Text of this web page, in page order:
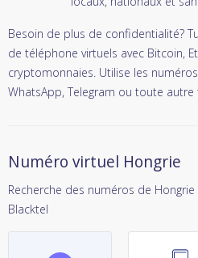
Besoin de plus de confidentialité?
de téléphone virtuels avec Bitcoin,
cryptomonnaies. Utilise les
WhatsApp, Telegram ou toute
Numéro virtuel Hongrie
Recherche des numéros de
Blacktel